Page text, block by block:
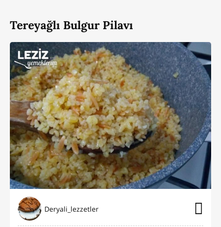
Tereyağlı Bulgur Pilavı
Deryali_lezzetler